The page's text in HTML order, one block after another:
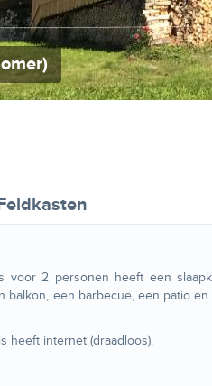
voor 2 personen heeft een
balkon, een barbecue, een patio
heeft internet (draadloos).